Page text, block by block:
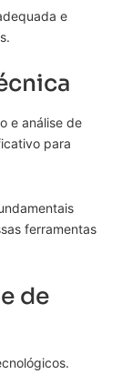
e
e análise de
para
ferramentas
de